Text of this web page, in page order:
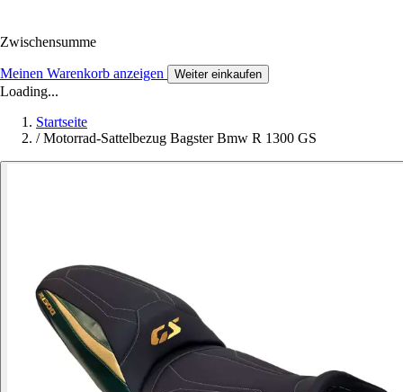
Zwischensumme
Meinen Warenkorb anzeigen Weiter einkaufen
Loading...
Startseite
/ Motorrad-Sattelbezug Bagster Bmw R 1300 GS